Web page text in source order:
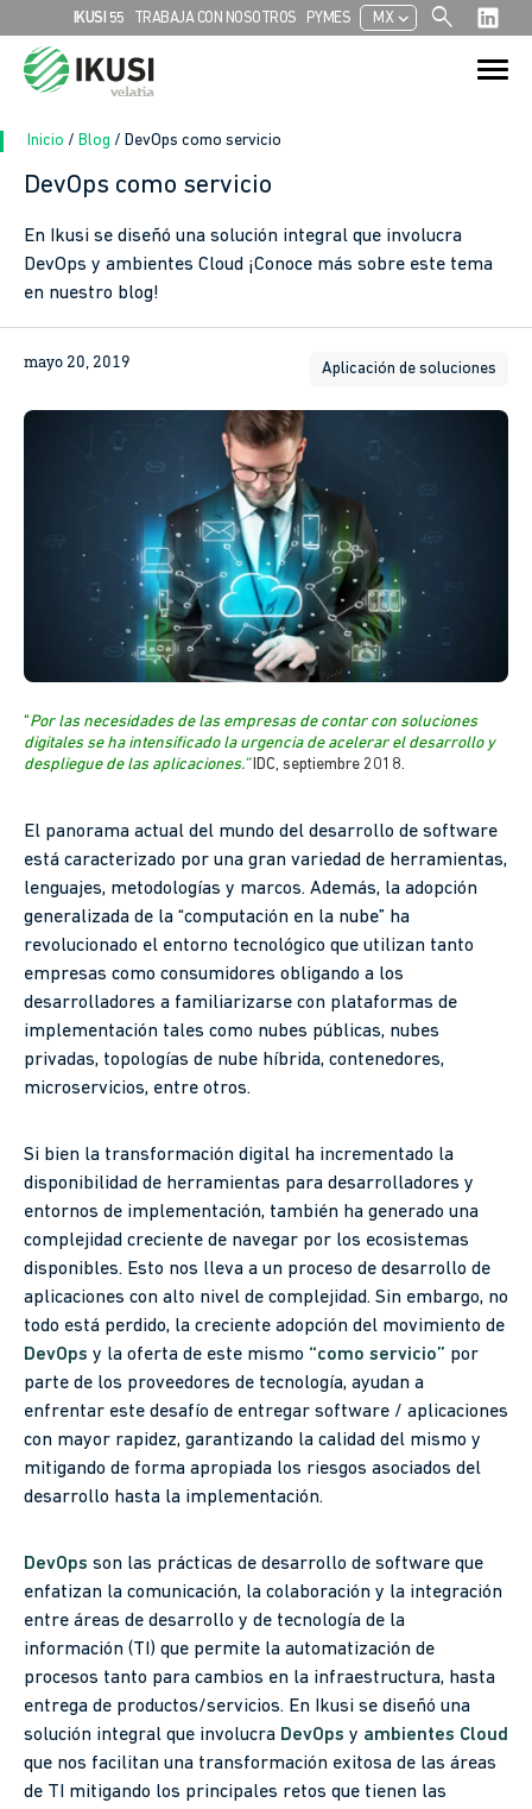
IKUSI 55 TRABAJA CON NOSOTROS PYMES MXchevron_left search
Search
for:
Search Button
Inicio / Blog / DevOps como servicio
DevOps como servicio
En Ikusi se diseñó una solución integral que involucra
DevOps y ambientes Cloud ¡Conoce más sobre este tema
en nuestro blog!
mayo 20, 2019 Aplicación de soluciones
“Por las necesidades de las empresas de contar con soluciones
digitales se ha intensificado la urgencia de acelerar el desarrollo y
despliegue de las aplicaciones.” IDC, septiembre 2018.
El panorama actual del mundo del desarrollo de software
está caracterizado por una gran variedad de herramientas,
lenguajes, metodologías y marcos. Además, la adopción
generalizada de la “computación en la nube” ha
revolucionado el entorno tecnológico que utilizan tanto
empresas como consumidores obligando a los
desarrolladores a familiarizarse con plataformas de
implementación tales como nubes públicas, nubes
privadas, topologías de nube híbrida, contenedores,
microservicios, entre otros.
Si bien la transformación digital ha incrementado la
disponibilidad de herramientas para desarrolladores y
entornos de implementación, también ha generado una
complejidad creciente de navegar por los ecosistemas
disponibles. Esto nos lleva a un proceso de desarrollo de
aplicaciones con alto nivel de complejidad. Sin embargo, no
todo está perdido, la creciente adopción del movimiento de
DevOps y la oferta de este mismo “como servicio” por
parte de los proveedores de tecnología, ayudan a
enfrentar este desafío de entregar software / aplicaciones
con mayor rapidez, garantizando la calidad del mismo y
mitigando de forma apropiada los riesgos asociados del
desarrollo hasta la implementación.
DevOps son las prácticas de desarrollo de software que
enfatizan la comunicación, la colaboración y la integración
entre áreas de desarrollo y de tecnología de la
información (TI) que permite la automatización de
procesos tanto para cambios en la infraestructura, hasta
entrega de productos/servicios. En Ikusi se diseñó una
solución integral que involucra DevOps y ambientes Cloud
que nos facilitan una transformación exitosa de las áreas
de TI mitigando los principales retos que tienen las